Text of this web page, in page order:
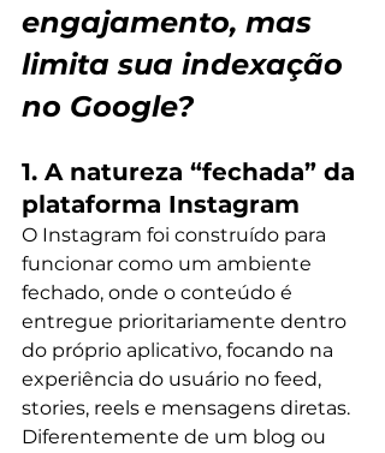
engajamento, mas
limita sua indexação
no Google?
1. A natureza “fechada” da
plataforma Instagram
O Instagram foi construído para
funcionar como um ambiente
fechado, onde o conteúdo é
entregue prioritariamente dentro
do próprio aplicativo, focando na
experiência do usuário no feed,
stories, reels e mensagens diretas.
Diferentemente de um blog ou